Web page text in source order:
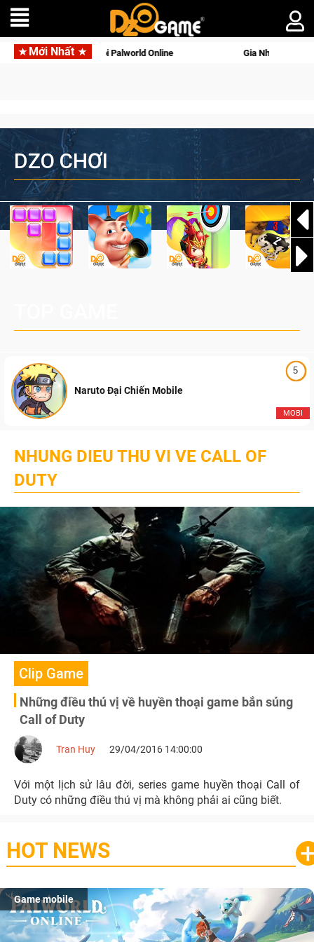
Mới Nhất
với tên gọi Palworld Online Gia Nhập Closed Beta
DZO CHƠI
5
MOBI
Naruto Đại Chiến Mobile
NHUNG DIEU THU VI VE CALL OF
DUTY
Clip Game
Những điều thú vị về huyền thoại game bắn súng
Call of Duty
Tran Huy 29/04/2016 14:00:00
Với một lịch sử lâu đời, series game huyền thoại Call of
Duty có những điều thú vị mà không phải ai cũng biết.
HOT NEWS
Game mobile